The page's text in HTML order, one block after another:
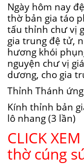
Ngày hôm nay
thờ bản gia táo
tấu thỉnh chư vị
gia trung đệ tử,
hương khói
nguyện chư vị
dương, cho gia
Thỉnh Thánh
Kính thỉnh bản
lô nhang (3 lần)
CLICK
thờ cúng